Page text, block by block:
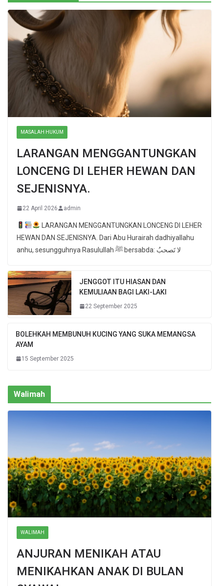
MASALAH HUKUM
LARANGAN MENGGANTUNGKAN
LONCENG DI LEHER HEWAN DAN
SEJENISNYA.
22 April 2026 admin
LARANGAN MENGGANTUNGKAN LONCENG DI LEHER
HEWAN DAN SEJENISNYA. Dari Abu Hurairah dadhiyallahu
anhu, sesungguhnya Rasulullah ﷺ bersabda: لا تَصحبُ
JENGGOT ITU HIASAN DAN
KEMULIAAN BAGI LAKI-LAKI
22 September 2025
BOLEHKAH MEMBUNUH KUCING YANG SUKA MEMANGSA
AYAM
15 September 2025
Walimah
WALIMAH
ANJURAN MENIKAH ATAU
MENIKAHKAN ANAK DI BULAN